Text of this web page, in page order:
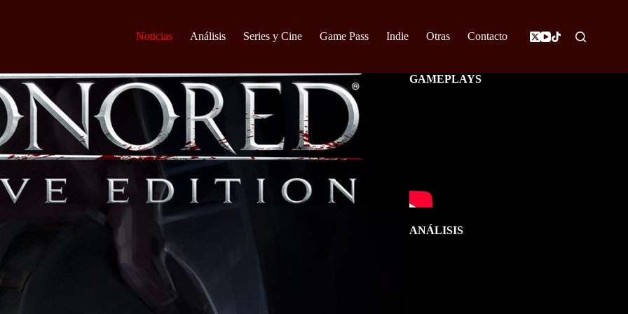
Noticias Análisis Series y Cine Game Pass Indie Otras Contacto
GAMEPLAYS
ANÁLISIS